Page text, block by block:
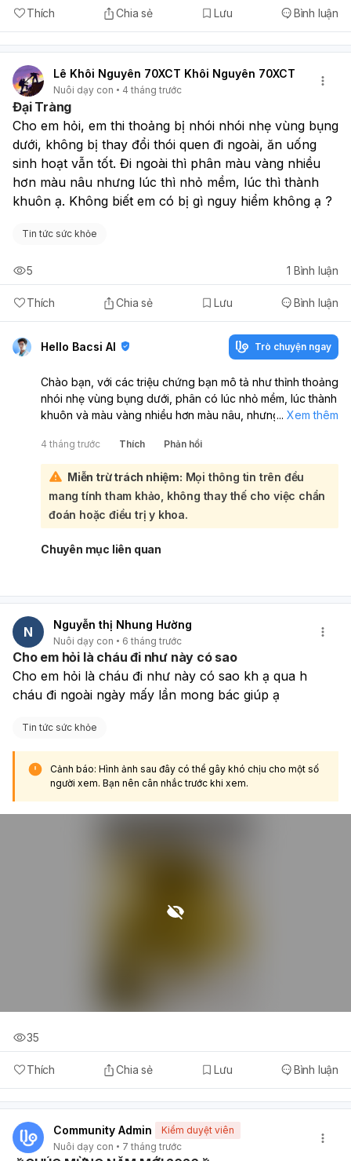
Thích Chia sẻ Lưu Bình luận
Lê Khôi Nguyên 70XCT Khôi Nguyên 70XCT
Nuôi dạy con 4 tháng trước
Đại Tràng
Cho em hỏi, em thi thoảng bị nhói nhói nhẹ vùng bụng
dưới, không bị thay đổi thói quen đi ngoài, ăn uống
sinh hoạt vẫn tốt. Đi ngoài thì phân màu vàng nhiều
hơn màu nâu nhưng lúc thì nhỏ mềm, lúc thì thành
khuôn ạ. Không biết em có bị gì nguy hiểm không ạ ?
Tin tức sức khỏe
Thích Chia sẻ Lưu Bình luận
5 1 Bình luận
Hello Bacsi AI Trò chuyện ngay
Chào bạn, với các triệu chứng bạn mô tả như thỉnh thoảng
nhói nhẹ vùng bụng dưới, phân có lúc nhỏ mềm, lúc thành
khuôn và màu vàng nhiều hơn màu nâu, nhưng thói quen
hiện tại chưa có dấu hiệu nguy hiểm cấp tính:
Màu sắc và hình dạng phân có thể thay đổi do chế độ ăn
uống hoặc tốc độ tiêu hóa. Việc phân có màu vàng nhiều
hơn màu nâu và thay đổi độ đặc có thể là một biến đổi
bình thường nếu không kèm theo các triệu chứng khác
đáng lo ngại. Tuy nhiên, bạn nên tiếp tục theo dõi các
triệu chứng của mình. Nếu tình trạng đau bụng dưới trở
có bất kỳ thay đổi đáng kể nào trong thói quen đi ngoài
khám bác sĩ chuyên khoa tiêu hóa để được thăm khám và
chẩn đoán chính xác, loại trừ các nguyên nhân tiềm ẩn.
... Xem thêm
4 tháng trước Thích Phản hồi
Miễn trừ trách nhiệm: Mọi thông tin trên đều
mang tính tham khảo, không thay thế cho việc chẩn
đoán hoặc điều trị y khoa.
Chuyên mục liên quan
N Nguyễn thị Nhung Hường
Nuôi dạy con 6 tháng trước
Cho em hỏi là cháu đi như này có sao
Cho em hỏi là cháu đi như này có sao kh ạ qua h
cháu đi ngoài ngày mấy lần mong bác giúp ạ
Tin tức sức khỏe
Cảnh báo: Hình ảnh sau đây có thể gây khó chịu cho một số
người xem. Bạn nên cân nhắc trước khi xem.
Thích Chia sẻ Lưu Bình luận
35
Community Admin
Kiểm duyệt viên
Nuôi dạy con
7 tháng trước